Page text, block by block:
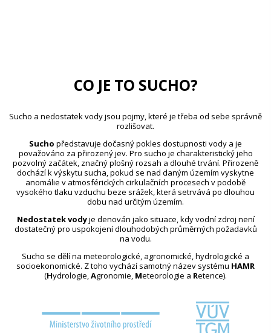
CO JE TO SUCHO?
Sucho a nedostatek vody jsou pojmy, které je třeba od sebe správně
rozlišovat.
Sucho představuje dočasný pokles dostupnosti vody a je
považováno za přirozený jev. Pro sucho je charakteristický jeho
pozvolný začátek, značný plošný rozsah a dlouhé trvání. Přirozeně
dochází k výskytu sucha, pokud se nad daným územím vyskytne
anomálie v atmosférických cirkulačních procesech v podobě
vysokého tlaku vzduchu beze srážek, která setrvává po dlouhou
dobu nad určitým územím.
Nedostatek vodyje definován jako situace, kdy vodní zdroj není
dostatečný pro uspokojení dlouhodobých průměrných požadavků
na vodu.
Sucho se dělí na meteorologické, agronomické, hydrologické a
socioekonomické. Z toho vychází samotný název systému HAMR
(Hydrologie,Agronomie, Meteorologie a Retence).